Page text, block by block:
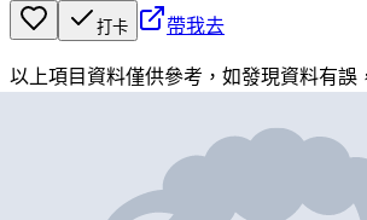
打卡 帶我去
以上項目資料僅供參考，如發現資料有誤